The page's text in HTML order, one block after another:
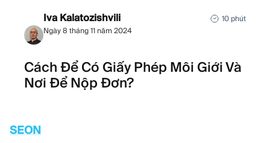
Iva Kalatozishvili
Ngày 8 tháng 11 năm 2024
10 phút
Cách Để Có Giấy Phép Môi Giới Và
Nơi Để Nộp Đơn?
SEON